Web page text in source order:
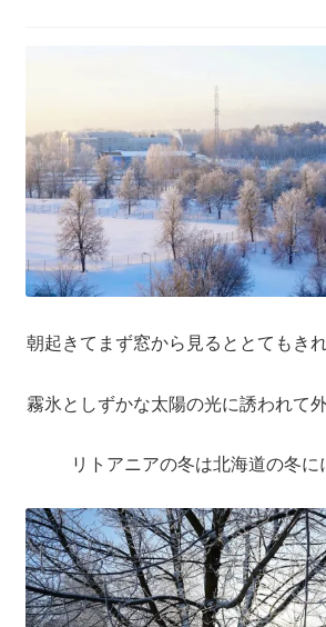
書籍カバー
パンフレット・カード入れ
会員ページ
お買い物カゴ
送料について
朝起きてまず窓から見るととてもき
霧氷としずかな太陽の光に誘われて
リトアニアの冬は北海道の冬に